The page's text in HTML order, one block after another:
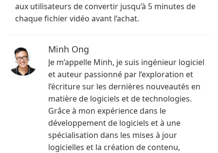
aux utilisateurs de convertir jusqu’à 5 minutes de
chaque fichier vidéo avant l’achat.
Minh Ong
Je m’appelle Minh, je suis ingénieur logiciel
et auteur passionné par l’exploration et
l’écriture sur les dernières nouveautés en
matière de logiciels et de technologies.
Grâce à mon expérience dans le
développement de logiciels et à une
spécialisation dans les mises à jour
logicielles et la création de contenu,